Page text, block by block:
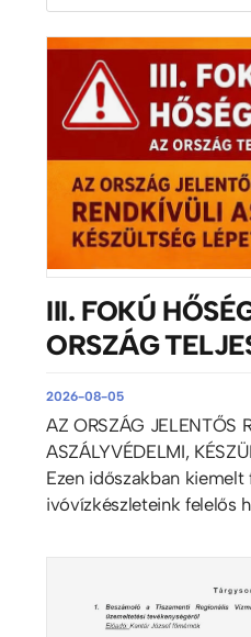
III. FOKÚ
ORSZÁG
2026-08-05
AZ ORSZÁG JELENTŐS
ASZÁLYVÉDELMI,
Ezen időszakban kiemelt
ivóvízkészleteink felelős